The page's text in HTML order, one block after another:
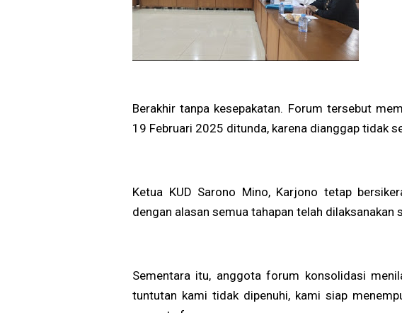
Berakhir tanpa kesepakatan. Forum tersebut
19 Februari 2025 ditunda, karena dianggap tidak
Ketua KUD Sarono Mino, Karjono tetap
dengan alasan semua tahapan telah dilaksanakan
Sementara itu, anggota forum konsolidasi
tuntutan kami tidak dipenuhi, kami siap